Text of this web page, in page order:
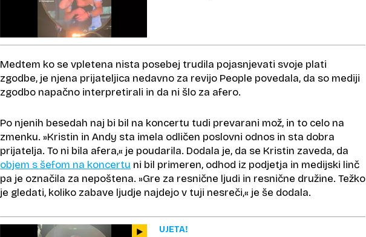
Medtem ko se vpletena nista posebej trudila pojasnjevati svoje plati
zgodbe, je njena prijateljica nedavno za revijo People povedala, da so mediji
zgodbo napačno interpretirali in da ni šlo za afero.
Po njenih besedah naj bi bil na koncertu tudi prevarani mož, in to celo na
zmenku. »Kristin in Andy sta imela odličen poslovni odnos in sta dobra
prijatelja. To ni bila afera,« je poudarila. Dodala je, da se Kristin zaveda, da
objem s šefom na koncertu ni bil primeren, odhod iz podjetja in medijski linč
pa je označila za nepoštena. »Gre za resnične ljudi in resnične družine. Težko
je gledati, koliko zabave ljudje najdejo v tuji nesreči,« je še dodala.
UJETA!